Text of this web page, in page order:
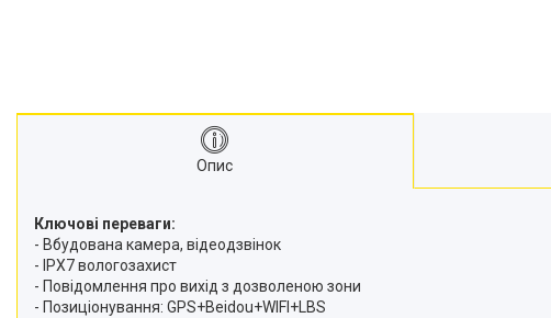
Опис
Ключові переваги:
- Вбудована камера, відеодзвінок
- IPX7 вологозахист
- Повідомлення про вихід з дозволеною зони
- Позиціонування: GPS+Beidou+WIFI+LBS